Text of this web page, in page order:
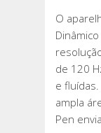
O
de 120
e
ampla
Pen